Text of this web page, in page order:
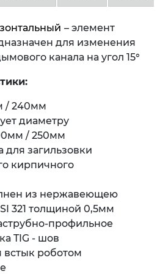
– элемент
для изменения
канала на угол 15°
/ 240мм
диаметру
/ 250мм
загильзовки
кирпичного
из нержавеющею
321 толщиной 0,5мм
профильное
TIG - шов
встык роботом